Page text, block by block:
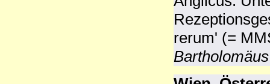
rerum' (=